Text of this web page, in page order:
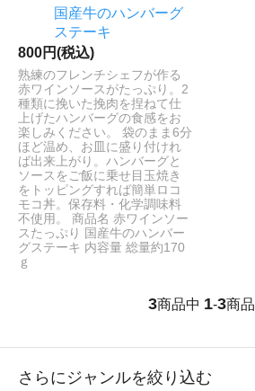
国産牛のハンバーグ
ステーキ
800円(税込)
熟練のフレンチシェフが作る
赤ワインソースがたっぷり。2
種類に挽いた挽肉を捏ねて仕
上げたハンバーグの食感をお
楽しみください。 袋のまま6分
ほど温め、お皿に盛り付けれ
ば出来上がり。ハンバーグと
ソースをご飯に乗せ目玉焼き
をトッピングすれば簡単ロコ
モコ丼。保存料・化学調味料
不使用。 商品名 赤ワインソー
スたっぷり 国産牛のハンバー
グステーキ 内容量 総量約170
ｇ
3商品中 1-3商品
さらにジャンルを絞り込む